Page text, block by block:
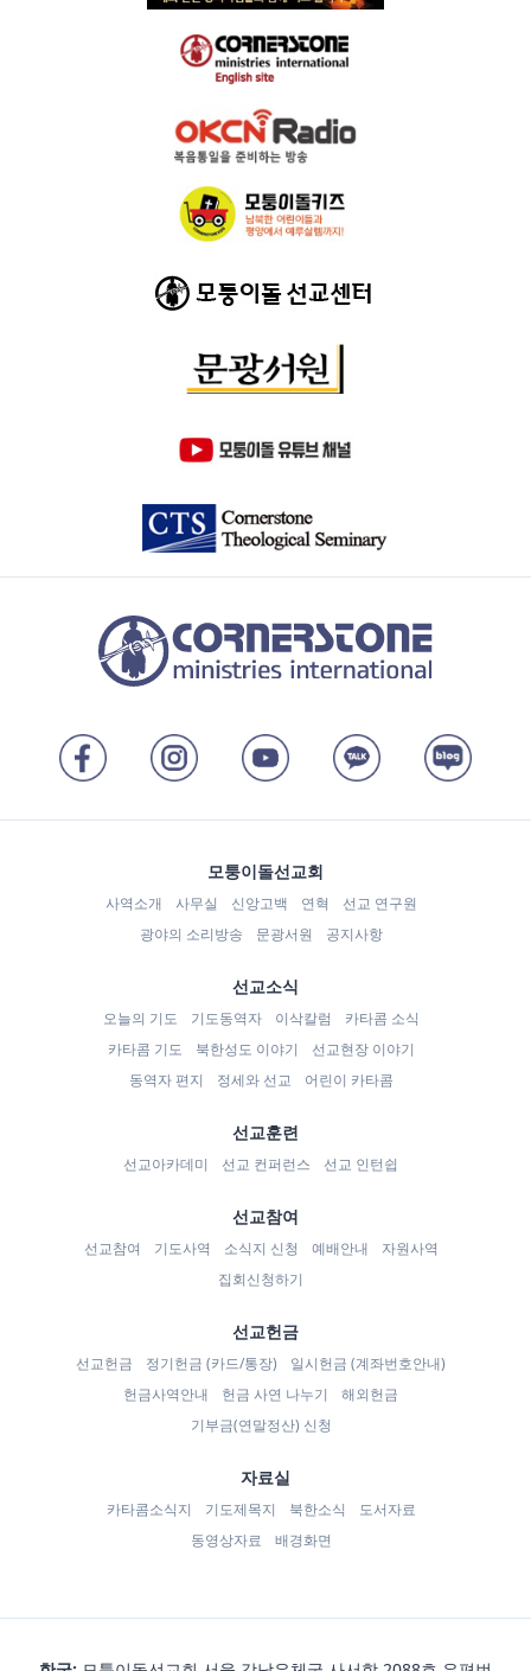
모퉁이돌선교회
사역소개 사무실 신앙고백 연혁
선교 연구원
광야의 소리방송
문광서원 공지사항
선교소식
오늘의 기도 기도동역자 이삭칼럼
카타콤 소식
카타콤 기도
북한성도 이야기
선교현장 이야기
동역자 편지
정세와 선교 어린이 카타콤
선교훈련
선교아카데미 선교 컨퍼런스 선교 인턴쉽
선교참여
선교참여 기도사역 소식지 신청 예배안내
자원사역
집회신청하기
선교헌금
선교헌금 정기헌금 (카드/통장)
일시헌금 (계좌번호안내)
헌금사역안내
헌금 사연 나누기
해외헌금
기부금(연말정산) 신청
자료실
카타콤소식지 기도제목지 북한소식
도서자료
동영상자료
배경화면